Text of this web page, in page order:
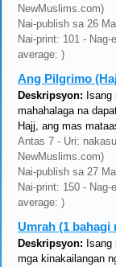
NewMuslims.com)
Nai-publish sa 26
Nai-print: 101 -
average: )
Ang Pilgrimo
Deskripsyon:
mahahalaga na
Hajj, ang mas
Antas 7 - Uri:
NewMuslims.com)
Nai-publish sa 27
Nai-print: 150 -
average: )
Umrah (1 bahagi
Deskripsyon:
mga kinakailangan